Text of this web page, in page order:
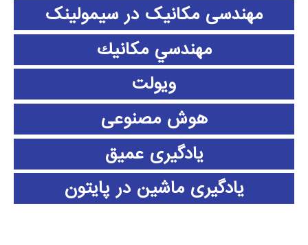
مهندسی مکانیک در سیمولینک
مهندسي مكانيك
ویولت
هوش مصنوعی
یادگیری عمیق
یادگیری ماشین در پایتون